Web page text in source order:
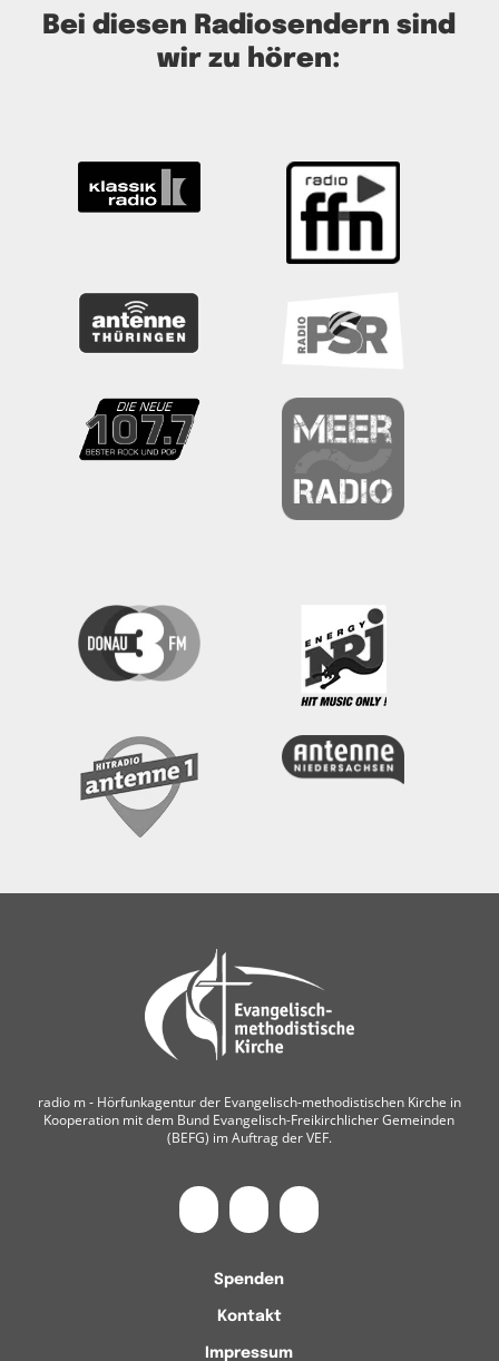
Bei diesen Radiosendern sind
wir zu hören:
radio m ‐ Hörfunkagentur der Evangelisch-methodistischen Kirche in
Kooperation mit dem Bund Evangelisch-Freikirchlicher Gemeinden
(BEFG) im Auftrag der VEF.
Spenden
Kontakt
Impressum